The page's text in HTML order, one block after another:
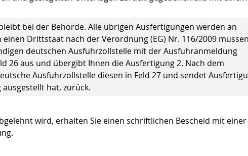
bei der Behörde. Alle übrigen Ausfertigungen werden an
Drittstaat nach der Verordnung (EG) Nr. 116/2009
deutschen Ausfuhrzollstelle mit der Ausfuhranmeldung
26 aus und übergibt Ihnen die Ausfertigung 2. Nach dem
Ausfuhrzollstelle diesen in Feld 27 und sendet
hat, zurück.
wird, erhalten Sie einen schriftlichen Bescheid mit einer